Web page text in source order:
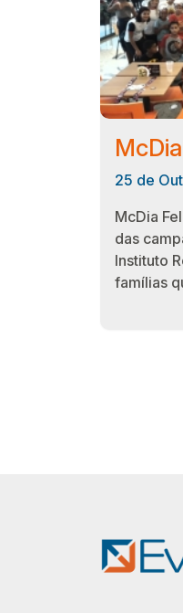
25 de
McDia
das
Instituto
famílias